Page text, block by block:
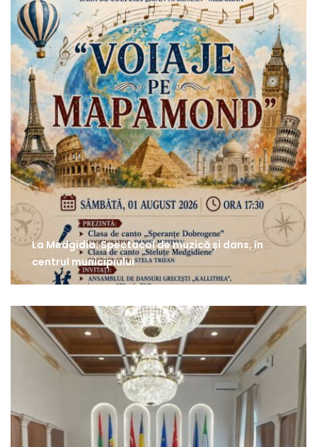
La Medgidia: Spectacol de muzică și dans, în
centrul municipiului